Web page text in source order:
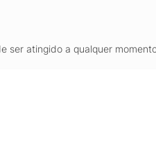
ser atingido a qualquer